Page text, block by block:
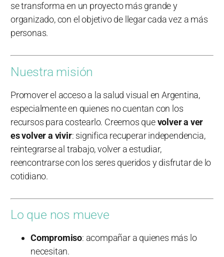
se transforma en un proyecto más grande y
organizado, con el objetivo de llegar cada vez a más
personas.
Nuestra misión
Promover el acceso a la salud visual en Argentina,
especialmente en quienes no cuentan con los
recursos para costearlo. Creemos quevolver a ver
es volver a vivir: significa recuperar independencia,
reintegrarse al trabajo, volver a estudiar,
reencontrarse con los seres queridos y disfrutar de lo
cotidiano.
Lo que nos mueve
Compromiso: acompañar a quienes más lo
necesitan.